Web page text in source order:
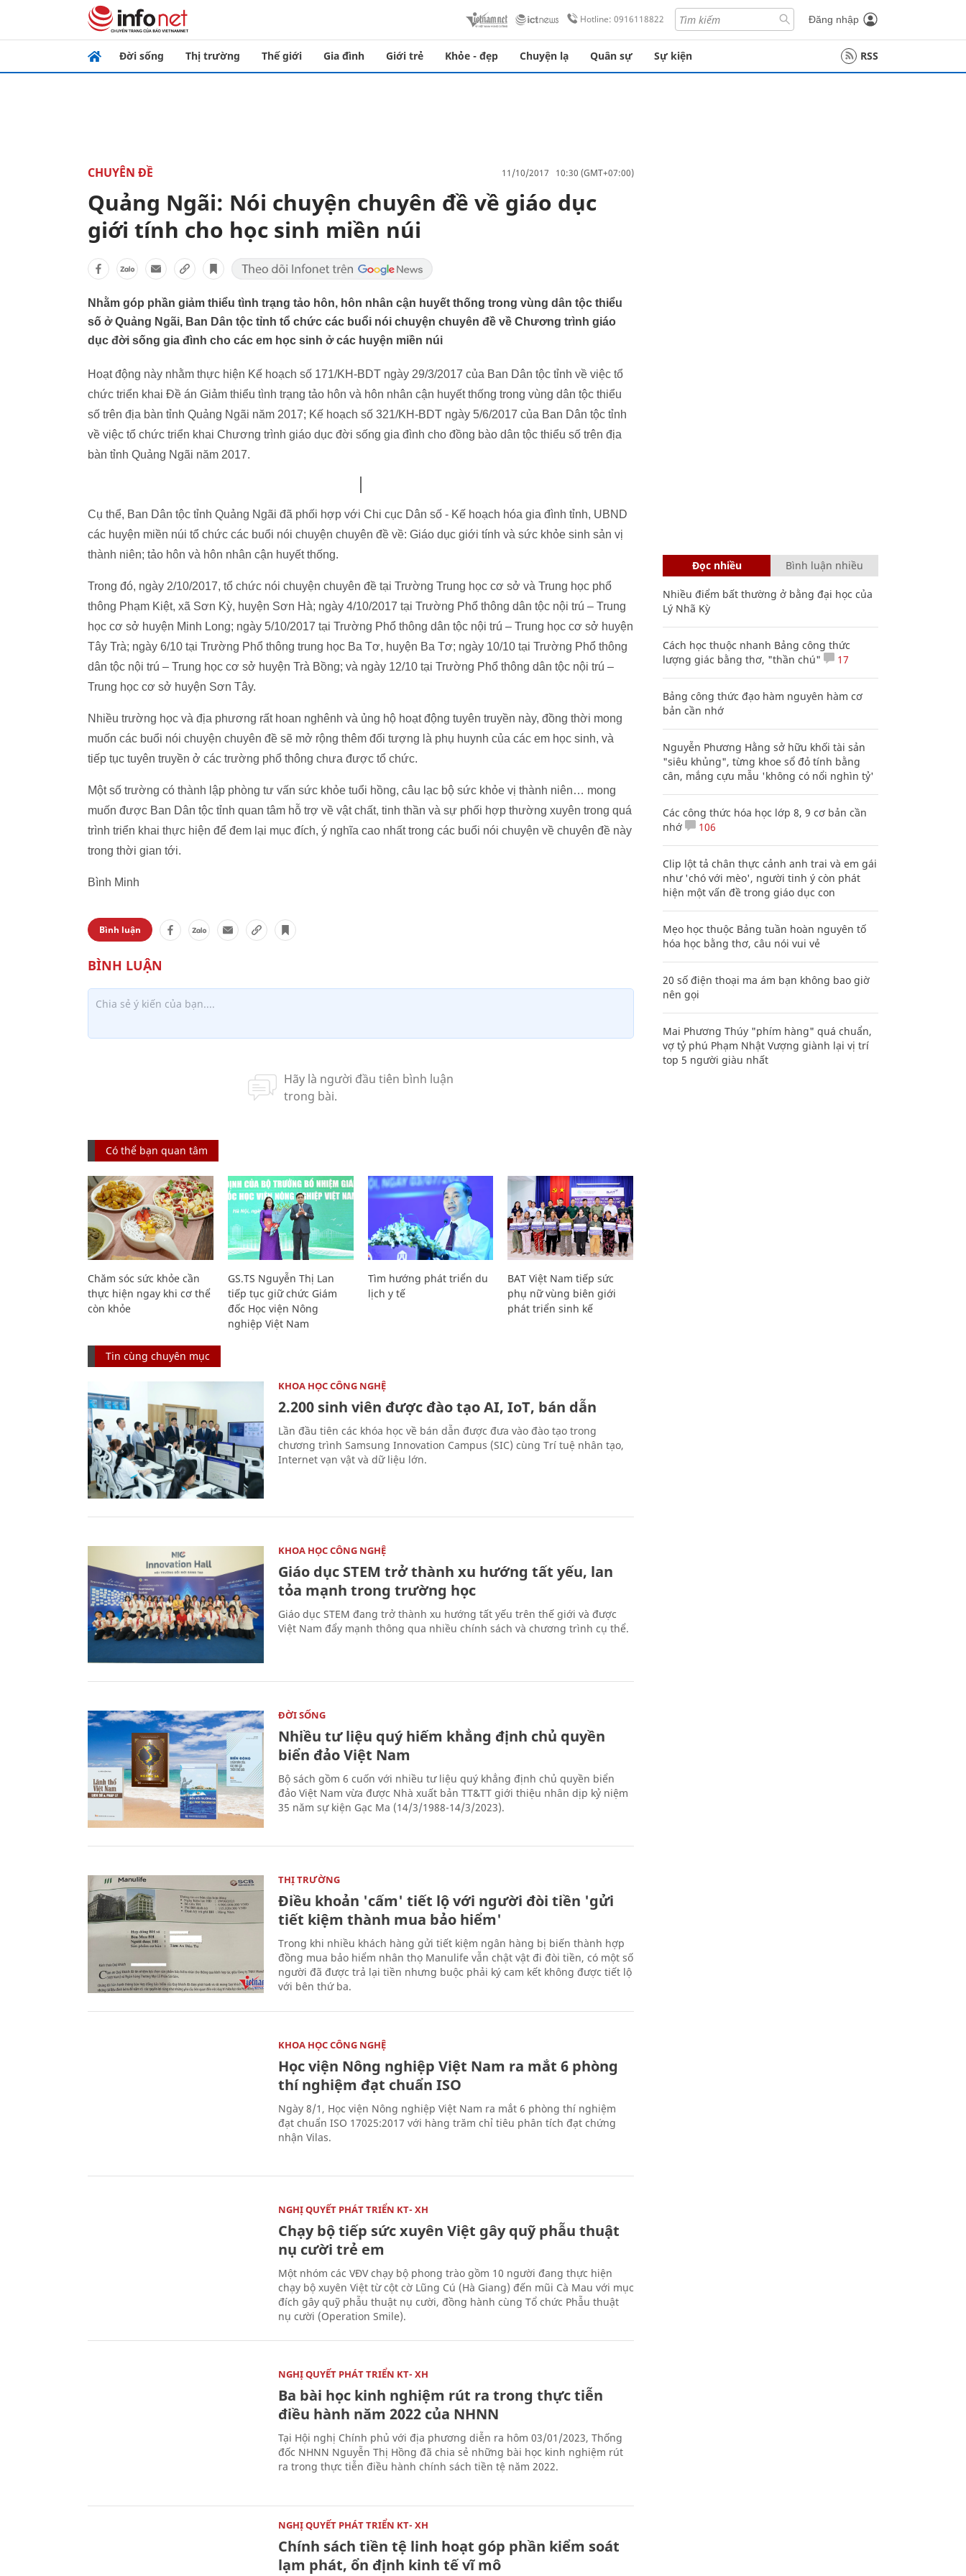
Hotline: 0916118822 Đăng nhập
Đời sống Thị trường Thế giới Gia đình Giới trẻ Khỏe - đẹp Chuyện lạ Quân sự Sự kiện RSS
CHUYÊN ĐỀ 11/10/2017 10:30 (GMT+07:00)
Quảng Ngãi: Nói chuyện chuyên đề về giáo dục
giới tính cho học sinh miền núi
Nhằm góp phần giảm thiểu tình trạng tảo hôn, hôn nhân cận huyết thống trong vùng dân tộc thiểu
số ở Quảng Ngãi, Ban Dân tộc tỉnh tổ chức các buổi nói chuyện chuyên đề về Chương trình giáo
dục đời sống gia đình cho các em học sinh ở các huyện miền núi
Hoạt động này nhằm thực hiện Kế hoạch số 171/KH-BDT ngày 29/3/2017 của Ban Dân tộc tỉnh về việc tổ
chức triển khai Đề án Giảm thiểu tình trạng tảo hôn và hôn nhân cận huyết thống trong vùng dân tộc thiểu
số trên địa bàn tỉnh Quảng Ngãi năm 2017; Kế hoạch số 321/KH-BDT ngày 5/6/2017 của Ban Dân tộc tỉnh
về việc tổ chức triển khai Chương trình giáo dục đời sống gia đình cho đồng bào dân tộc thiểu số trên địa
bàn tỉnh Quảng Ngãi năm 2017.
Cụ thể, Ban Dân tộc tỉnh Quảng Ngãi đã phối hợp với Chi cục Dân số - Kế hoạch hóa gia đình tỉnh, UBND
các huyện miền núi tổ chức các buổi nói chuyện chuyên đề về: Giáo dục giới tính và sức khỏe sinh sản vị
thành niên; tảo hôn và hôn nhân cận huyết thống.
Trong đó, ngày 2/10/2017, tổ chức nói chuyện chuyên đề tại Trường Trung học cơ sở và Trung học phổ
thông Phạm Kiệt, xã Sơn Kỳ, huyện Sơn Hà; ngày 4/10/2017 tại Trường Phổ thông dân tộc nội trú – Trung
học cơ sở huyện Minh Long; ngày 5/10/2017 tại Trường Phổ thông dân tộc nội trú – Trung học cơ sở huyện
Tây Trà; ngày 6/10 tại Trường Phổ thông trung học Ba Tơ, huyện Ba Tơ; ngày 10/10 tại Trường Phổ thông
dân tộc nội trú – Trung học cơ sở huyện Trà Bồng; và ngày 12/10 tại Trường Phổ thông dân tộc nội trú –
Trung học cơ sở huyện Sơn Tây.
Nhiều trường học và địa phương rất hoan nghênh và ủng hộ hoạt động tuyên truyền này, đồng thời mong
muốn các buổi nói chuyện chuyên đề sẽ mở rộng thêm đối tượng là phụ huynh của các em học sinh, và
tiếp tục tuyên truyền ở các trường phổ thông chưa được tổ chức.
Một số trường có thành lập phòng tư vấn sức khỏe tuổi hồng, câu lạc bộ sức khỏe vị thành niên… mong
muốn được Ban Dân tộc tỉnh quan tâm hỗ trợ về vật chất, tinh thần và sự phối hợp thường xuyên trong quá
trình triển khai thực hiện để đem lại mục đích, ý nghĩa cao nhất trong các buổi nói chuyện về chuyên đề này
trong thời gian tới.
Bình Minh
Bình luận
Có thể bạn quan tâm
Chăm sóc sức khỏe cần
thực hiện ngay khi cơ thể
còn khỏe
GS.TS Nguyễn Thị Lan
tiếp tục giữ chức Giám
đốc Học viện Nông
nghiệp Việt Nam
Tìm hướng phát triển du
lịch y tế
BAT Việt Nam tiếp sức
phụ nữ vùng biên giới
phát triển sinh kế
Tin cùng chuyên mục
KHOA HỌC CÔNG NGHỆ
2.200 sinh viên được đào tạo AI, IoT, bán dẫn
Lần đầu tiên các khóa học về bán dẫn được đưa vào đào tạo trong
chương trình Samsung Innovation Campus (SIC) cùng Trí tuệ nhân tạo,
Internet vạn vật và dữ liệu lớn.
KHOA HỌC CÔNG NGHỆ
Giáo dục STEM trở thành xu hướng tất yếu, lan
tỏa mạnh trong trường học
Giáo dục STEM đang trở thành xu hướng tất yếu trên thế giới và được
Việt Nam đẩy mạnh thông qua nhiều chính sách và chương trình cụ thể.
ĐỜI SỐNG
Nhiều tư liệu quý hiếm khẳng định chủ quyền
biển đảo Việt Nam
Bộ sách gồm 6 cuốn với nhiều tư liệu quý khẳng định chủ quyền biển
đảo Việt Nam vừa được Nhà xuất bản TT&TT giới thiệu nhân dịp kỷ niệm
35 năm sự kiện Gạc Ma (14/3/1988-14/3/2023).
THỊ TRƯỜNG
Điều khoản 'cấm' tiết lộ với người đòi tiền 'gửi
tiết kiệm thành mua bảo hiểm'
Trong khi nhiều khách hàng gửi tiết kiệm ngân hàng bị biến thành hợp
đồng mua bảo hiểm nhân thọ Manulife vẫn chật vật đi đòi tiền, có một số
người đã được trả lại tiền nhưng buộc phải ký cam kết không được tiết lộ
với bên thứ ba.
KHOA HỌC CÔNG NGHỆ
Học viện Nông nghiệp Việt Nam ra mắt 6 phòng
thí nghiệm đạt chuẩn ISO
Ngày 8/1, Học viện Nông nghiệp Việt Nam ra mắt 6 phòng thí nghiệm
đạt chuẩn ISO 17025:2017 với hàng trăm chỉ tiêu phân tích đạt chứng
nhận Vilas.
NGHỊ QUYẾT PHÁT TRIỂN KT- XH
Chạy bộ tiếp sức xuyên Việt gây quỹ phẫu thuật
nụ cười trẻ em
Một nhóm các VĐV chạy bộ phong trào gồm 10 người đang thực hiện
chạy bộ xuyên Việt từ cột cờ Lũng Cú (Hà Giang) đến mũi Cà Mau với mục
đích gây quỹ phẫu thuật nụ cười, đồng hành cùng Tổ chức Phẫu thuật
nụ cười (Operation Smile).
NGHỊ QUYẾT PHÁT TRIỂN KT- XH
Ba bài học kinh nghiệm rút ra trong thực tiễn
điều hành năm 2022 của NHNN
Tại Hội nghị Chính phủ với địa phương diễn ra hôm 03/01/2023, Thống
đốc NHNN Nguyễn Thị Hồng đã chia sẻ những bài học kinh nghiệm rút
ra trong thực tiễn điều hành chính sách tiền tệ năm 2022.
NGHỊ QUYẾT PHÁT TRIỂN KT- XH
Chính sách tiền tệ linh hoạt góp phần kiểm soát
lạm phát, ổn định kinh tế vĩ mô
Đọc nhiều Bình luận nhiều
Nhiều điểm bất thường ở bằng đại học của
Lý Nhã Kỳ
Cách học thuộc nhanh Bảng công thức
lượng giác bằng thơ, "thần chú"
17
Bảng công thức đạo hàm nguyên hàm cơ
bản cần nhớ
Nguyễn Phương Hằng sở hữu khối tài sản
"siêu khủng", từng khoe sổ đỏ tính bằng
cân, mắng cựu mẫu 'không có nổi nghìn tỷ'
Các công thức hóa học lớp 8, 9 cơ bản cần
nhớ
106
Clip lột tả chân thực cảnh anh trai và em gái
như 'chó với mèo', người tinh ý còn phát
hiện một vấn đề trong giáo dục con
Mẹo học thuộc Bảng tuần hoàn nguyên tố
hóa học bằng thơ, câu nói vui vẻ
20 số điện thoại ma ám bạn không bao giờ
nên gọi
Mai Phương Thúy "phím hàng" quá chuẩn,
vợ tỷ phú Phạm Nhật Vượng giành lại vị trí
top 5 người giàu nhất